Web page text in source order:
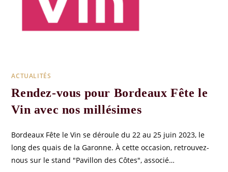
ACTUALITÉS
Rendez-vous pour Bordeaux Fête le
Vin avec nos millésimes
Bordeaux Fête le Vin se déroule du 22 au 25 juin 2023, le
long des quais de la Garonne. À cette occasion, retrouvez-
nous sur le stand "Pavillon des Côtes", associé…